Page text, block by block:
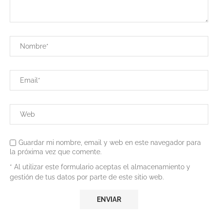
Guardar mi nombre, email y web en este navegador para
la próxima vez que comente.
* Al utilizar este formulario aceptas el almacenamiento y
gestión de tus datos por parte de este sitio web.